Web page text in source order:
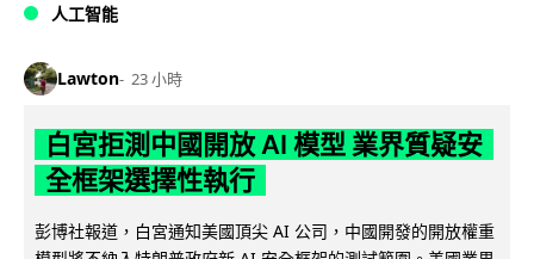
人工智能
Lawton 23 小時
白宮拒測中國開放 AI 模型 業界質疑安
全框架選擇性執行
彭博社報道，白宮通知美國頂尖 AI 公司，中國開發的開放權重